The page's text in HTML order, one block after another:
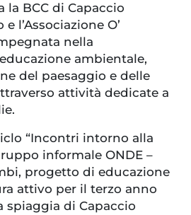
la BCC di Capaccio
l’Associazione O’
nella
ambientale,
del paesaggio e delle
attività dedicate a
“Incontri intorno alla
informale ONDE –
progetto di educazione
attivo per il terzo anno
spiaggia di Capaccio